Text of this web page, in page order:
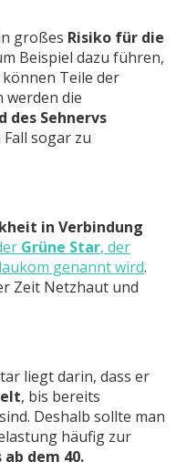
großes Risiko für die
Beispiel dazu führen,
Teile der
werden die
des Sehnervs
sogar zu
in Verbindung
Grüne Star, der
genannt wird.
Zeit Netzhaut und
liegt darin, dass er
, bis bereits
Deshalb sollte man
häufig zur
dem 40.